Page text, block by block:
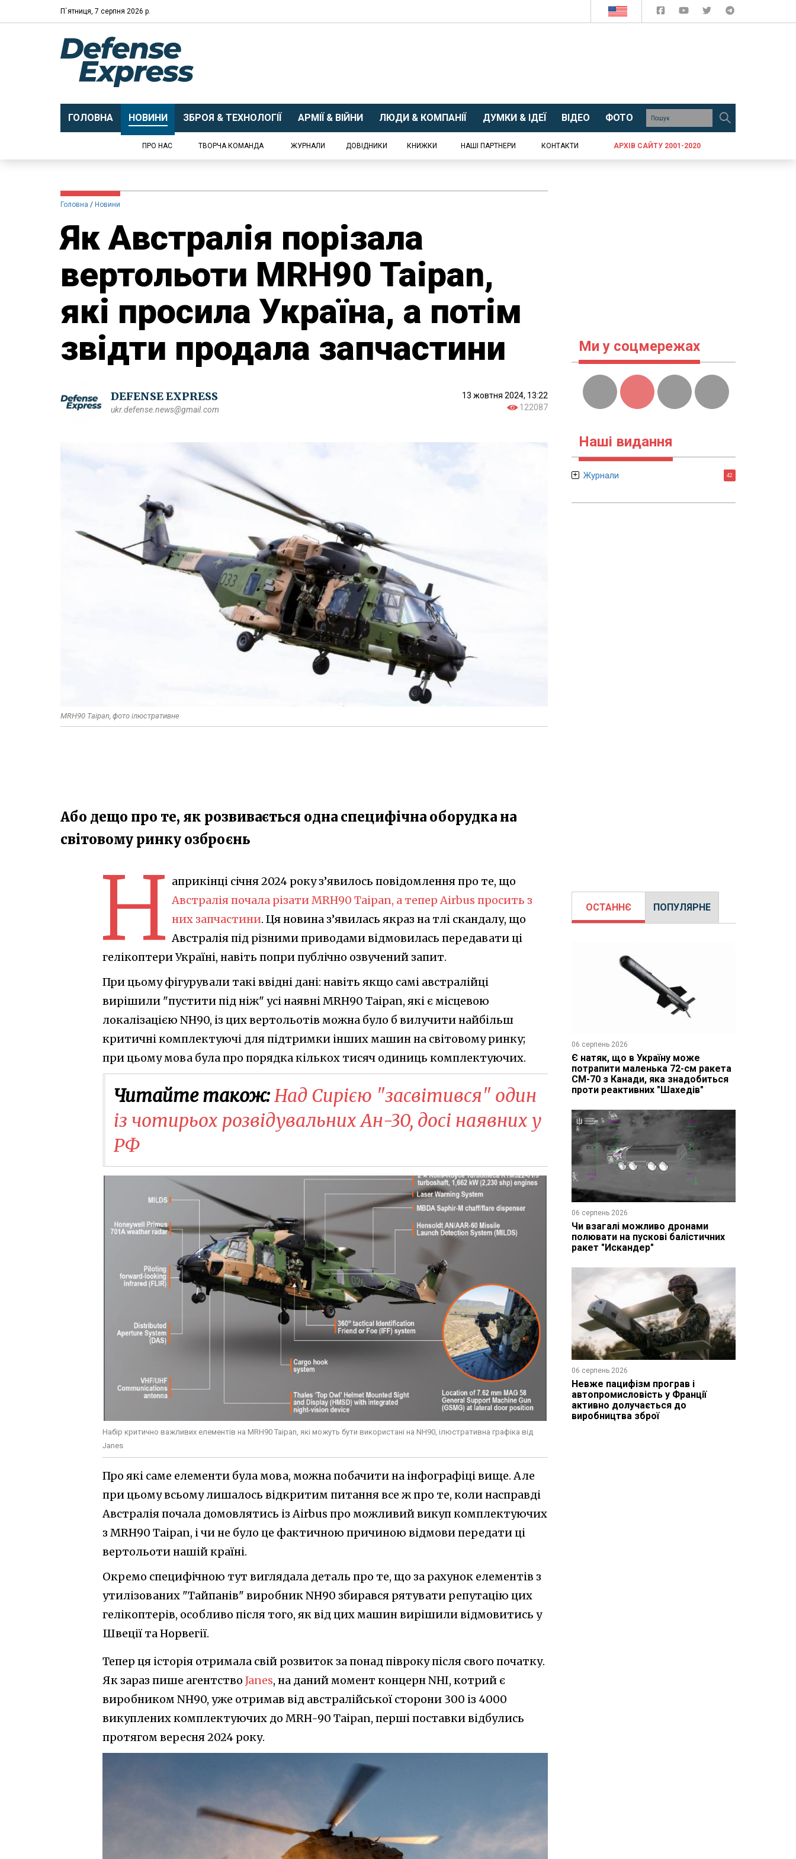
П`ятниця, 7 серпня 2026 р.
ГОЛОВНА НОВИНИ ЗБРОЯ & ТЕХНОЛОГІЇ АРМІЇ & ВІЙНИ ЛЮДИ & КОМПАНІЇ ДУМКИ & ІДЕЇ ВІДЕО ФОТО
ПРО НАС ТВОРЧА КОМАНДА ЖУРНАЛИ ДОВІДНИКИ КНИЖКИ НАШІ ПАРТНЕРИ КОНТАКТИ АРХІВ САЙТУ 2001-2020
Головна Новини
Як Австралія порізала
вертольоти MRH90 Taipan,
які просила Україна, а потім
звідти продала запчастини
DEFENSE EXPRESS
ukr.defense.news@gmail.com
13 жовтня 2024, 13:22
122087
MRH90 Taipan, фото ілюстративне
Або дещо про те, як розвивається одна специфічна оборудка на
світовому ринку озброєнь
Н априкінці січня 2024 року з’явилось повідомлення про те, що
Австралія почала різати MRH90 Taipan, а тепер Airbus просить з
них запчастини. Ця новина з’явилась якраз на тлі скандалу, що
Австралія під різними приводами відмовилась передавати ці
гелікоптери Україні, навіть попри публічно озвучений запит.
При цьому фігурували такі ввідні дані: навіть якщо самі австралійці
вирішили "пустити під ніж" усі наявні MRH90 Taipan, які є місцевою
локалізацією NH90, із цих вертольотів можна було б вилучити найбільш
критичні комплектуючі для підтримки інших машин на світовому ринку;
при цьому мова була про порядка кількох тисяч одиниць комплектуючих.
Читайте також:Над Сирією "засвітився" один
із чотирьох розвідувальних Ан-30, досі наявних у
РФ
Набір критично важливих елементів на MRH90 Taipan, які можуть бути використані на NH90, ілюстративна графіка від
Janes
Про які саме елементи була мова, можна побачити на інфографіці вище. Але
при цьому всьому лишалось відкритим питання все ж про те, коли насправді
Австралія почала домовлятись із Airbus про можливий викуп комплектуючих
з MRH90 Taipan, і чи не було це фактичною причиною відмови передати ці
вертольоти нашій країні.
Окремо специфічною тут виглядала деталь про те, що за рахунок елементів з
утилізованих "Тайпанів" виробник NH90 збирався рятувати репутацію цих
гелікоптерів, особливо після того, як від цих машин вирішили відмовитись у
Швеції та Норвегії.
Тепер ця історія отримала свій розвиток за понад півроку після свого початку.
Як зараз пише агентство Janes, на даний момент концерн NHI, котрий є
виробником NH90, уже отримав від австралійської сторони 300 із 4000
викуплених комплектуючих до MRH-90 Taipan, перші поставки відбулись
протягом вересня 2024 року.
Ми у соцмережах
Наші видання
Журнали 42
ОСТАННЄ ПОПУЛЯРНЕ
06 серпень 2026
Є натяк, що в Україну може
потрапити маленька 72-см ракета
CM-70 з Канади, яка знадобиться
проти реактивних "Шахедів"
06 серпень 2026
Чи взагалі можливо дронами
полювати на пускові балістичних
ракет "Искандер"
06 серпень 2026
Невже пацифізм програв і
автопромисловість у Франції
активно долучається до
виробництва зброї